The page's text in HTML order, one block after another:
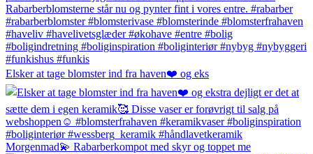
Elsker at tage blomster ind fra haven❤️ og eks
Morgenmad💫 Rabarberkompot med skyr og toppet me